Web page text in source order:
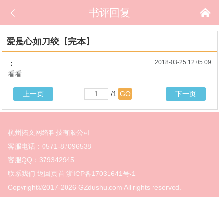
 
书评回复
爱是心如刀绞【完本】
2018-03-25 12:05:09
：
看看
上一页 /1 GO 下一页
杭州拓文网络科技有限公司
客服电话：0571-87096538
客服QQ：379342945
联系我们 返回页首 浙ICP备17031641号-1
Copyright©2017-2026 GZdushu.com All rights reserved.